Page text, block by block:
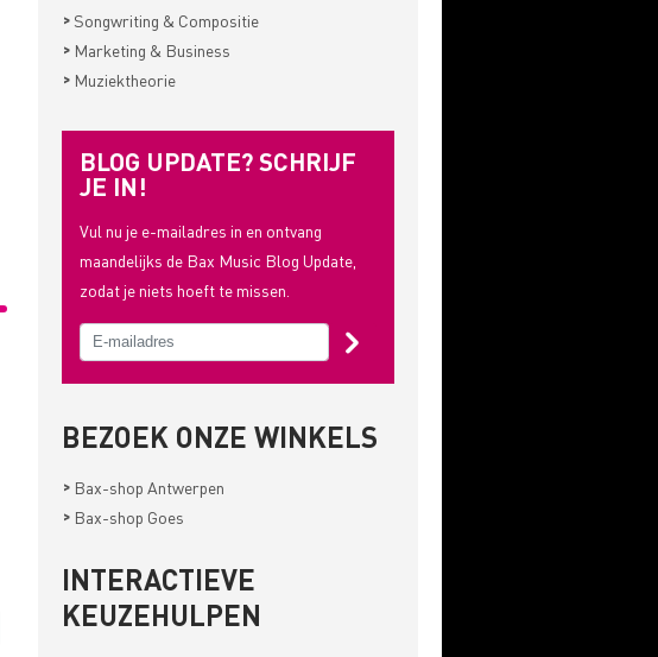
> Songwriting & Compositie
> Marketing & Business
> Muziektheorie
BLOG UPDATE? SCHRIJF
JE IN!
Vul nu je e-mailadres in en ontvang
maandelijks de Bax Music Blog Update,
zodat je niets hoeft te missen.
BEZOEK ONZE WINKELS
> Bax-shop Antwerpen
> Bax-shop Goes
INTERACTIEVE
KEUZEHULPEN